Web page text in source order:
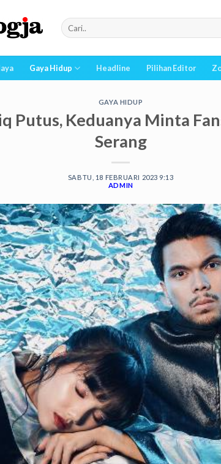
Gaya Hidup Headline Pilihan Editor
GAYA HIDUP
Putus, Keduanya Minta
Serang
SABTU, 18 FEBRUARI 2023 9:13
ADMIN